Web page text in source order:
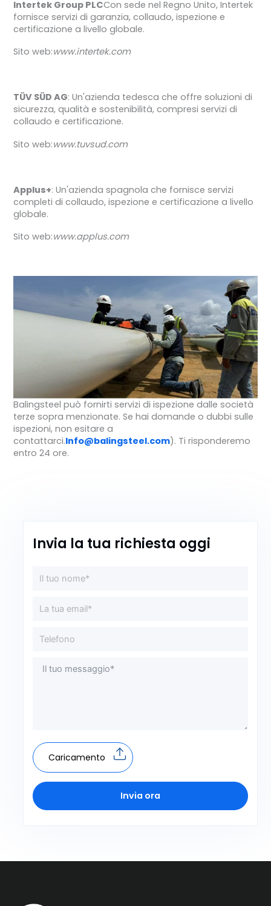
Intertek Group PLCCon sede nel Regno Unito, Intertek
fornisce servizi di garanzia, collaudo, ispezione e
certificazione a livello globale.
Sito web:www.intertek.com
TÜV SÜD AG: Un'azienda tedesca che offre soluzioni di
sicurezza, qualità e sostenibilità, compresi servizi di
collaudo e certificazione.
Sito web:www.tuvsud.com
Applus+: Un'azienda spagnola che fornisce servizi
completi di collaudo, ispezione e certificazione a livello
globale.
Sito web:www.applus.com
Balingsteel può fornirti servizi di ispezione dalle società
terze sopra menzionate. Se hai domande o dubbi sulle
ispezioni, non esitare a
contattarci.Info@balingsteel.com). Ti risponderemo
entro 24 ore.
Invia la tua richiesta oggi
Caricamento
Invia ora
t